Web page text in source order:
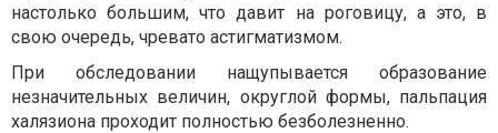
настолько большим, что давит на роговицу, а это, в
свою очередь, чревато астигматизмом.
При обследовании нащупывается образование
незначительных величин, округлой формы, пальпация
халязиона проходит полностью безболезненно.